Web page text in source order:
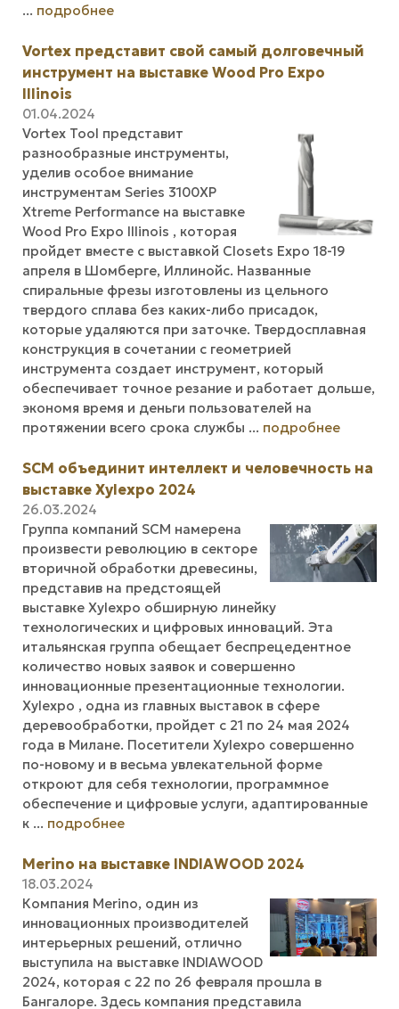
... подробнее
Vortex представит свой самый долговечный
инструмент на выставке Wood Pro Expo
Illinois
01.04.2024
Vortex Tool представит
разнообразные инструменты,
уделив особое внимание
инструментам Series 3100XP
Xtreme Performance на выставке
Wood Pro Expo Illinois , которая
пройдет вместе с выставкой Closets Expo 18-19
апреля в Шомберге, Иллинойс. Названные
спиральные фрезы изготовлены из цельного
твердого сплава без каких-либо присадок,
которые удаляются при заточке. Твердосплавная
конструкция в сочетании с геометрией
инструмента создает инструмент, который
обеспечивает точное резание и работает дольше,
экономя время и деньги пользователей на
протяжении всего срока службы ... подробнее
SCM объединит интеллект и человечность на
выставке Xylexpo 2024
26.03.2024
Группа компаний SCM намерена
произвести революцию в секторе
вторичной обработки древесины,
представив на предстоящей
выставке Xylexpo обширную линейку
технологических и цифровых инноваций. Эта
итальянская группа обещает беспрецедентное
количество новых заявок и совершенно
инновационные презентационные технологии.
Xylexpo , одна из главных выставок в сфере
деревообработки, пройдет с 21 по 24 мая 2024
года в Милане. Посетители Xylexpo совершенно
по-новому и в весьма увлекательной форме
откроют для себя технологии, программное
обеспечение и цифровые услуги, адаптированные
к ... подробнее
Merino на выставке INDIAWOOD 2024
18.03.2024
Компания Merino, один из
инновационных производителей
интерьерных решений, отлично
выступила на выставке INDIAWOOD
2024, которая с 22 по 26 февраля прошла в
Бангалоре. Здесь компания представила